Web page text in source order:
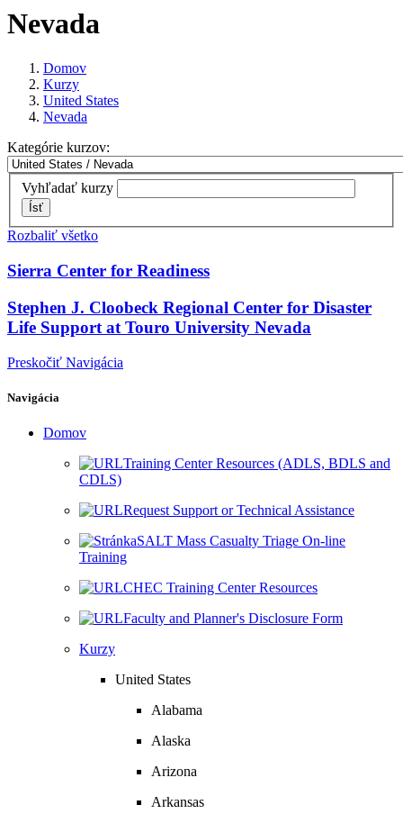
Nevada
Domov
Kurzy
United States
Nevada
Kategórie kurzov:
Vyhľadať kurzy
Ísť
Rozbaliť všetko
Sierra Center for Readiness
Stephen J. Cloobeck Regional Center for Disaster
Life Support at Touro University Nevada
Preskočiť Navigácia
Navigácia
Domov
Training Center Resources (ADLS, BDLS and
CDLS)
Request Support or Technical Assistance
SALT Mass Casualty Triage On-line
Training
CHEC Training Center Resources
Faculty and Planner's Disclosure Form
Kurzy
United States
Alabama
Alaska
Arizona
Arkansas